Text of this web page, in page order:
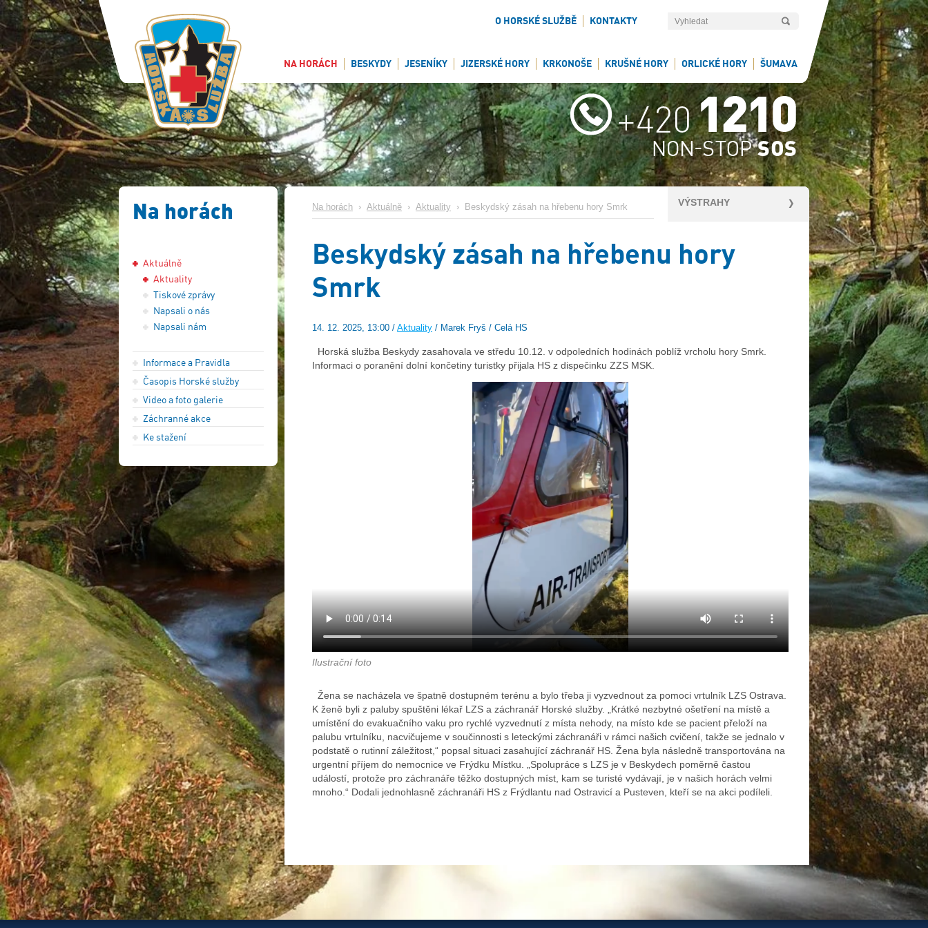
O HORSKÉ SLUŽBĚ KONTAKTY
NA HORÁCH BESKYDY JESENÍKY JIZERSKÉ HORY KRKONOŠE KRUŠNÉ HORY ORLICKÉ HORY ŠUMAVA
Na horách
Aktuálně
Aktuality
Tiskové zprávy
Napsali o nás
Napsali nám
Informace a Pravidla
Časopis Horské služby
Video a foto galerie
Záchranné akce
Ke stažení
VÝSTRAHY
Na horách › Aktuálně › Aktuality › Beskydský zásah na hřebenu hory Smrk
Beskydský zásah na hřebenu hory
Smrk
14. 12. 2025, 13:00 / Aktuality / Marek Fryš / Celá HS
Horská služba Beskydy zasahovala ve středu 10.12. v odpoledních hodinách poblíž vrcholu hory Smrk.
Informaci o poranění dolní končetiny turistky přijala HS z dispečinku ZZS MSK.
Ilustrační foto
Žena se nacházela ve špatně dostupném terénu a bylo třeba ji vyzvednout za pomoci vrtulník LZS Ostrava.
K ženě byli z paluby spuštěni lékař LZS a záchranář Horské služby. „Krátké nezbytné ošetření na místě a
umístění do evakuačního vaku pro rychlé vyzvednutí z místa nehody, na místo kde se pacient přeloží na
palubu vrtulníku, nacvičujeme v součinnosti s leteckými záchranáři v rámci našich cvičení, takže se jednalo v
podstatě o rutinní záležitost,“ popsal situaci zasahující záchranář HS. Žena byla následně transportována na
urgentní příjem do nemocnice ve Frýdku Místku. „Spolupráce s LZS je v Beskydech poměrně častou
událostí, protože pro záchranáře těžko dostupných míst, kam se turisté vydávají, je v našich horách velmi
mnoho.“ Dodali jednohlasně záchranáři HS z Frýdlantu nad Ostravicí a Pusteven, kteří se na akci podíleli.